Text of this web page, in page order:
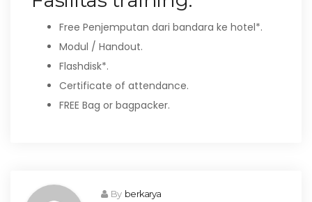
Free Penjemputan dari bandara ke hotel*.
Modul / Handout.
Flashdisk*.
Certificate of attendance.
FREE Bag or bagpacker.
By berkarya